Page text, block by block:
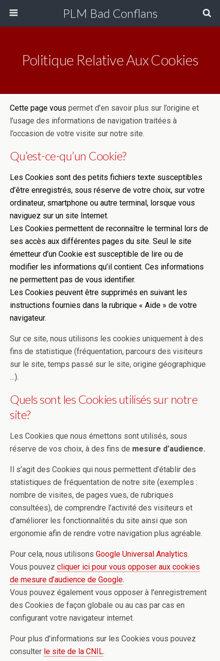
PLM Bad Conflans
Politique Relative Aux Cookies
Cette page vous permet d’en savoir plus sur l’origine et
l’usage des informations de navigation traitées à
l’occasion de votre visite sur notre site.
Qu’est-ce-qu’un Cookie?
Les Cookies sont des petits fichiers texte susceptibles
d’être enregistrés, sous réserve de votre choix, sur votre
ordinateur, smartphone ou autre terminal, lorsque vous
naviguez sur un site Internet.
Les Cookies permettent de reconnaître le terminal lors de
ses accès aux différentes pages du site. Seul le site
émetteur d’un Cookie est susceptible de lire ou de
modifier les informations qu’il contient. Ces informations
ne permettent pas de vous identifier.
Les Cookies peuvent être supprimés en suivant les
instructions fournies dans la rubrique « Aide » de votre
navigateur.
Sur ce site, nous utilisons les cookies uniquement à des
fins de statistique (fréquentation, parcours des visiteurs
sur le site, temps passé sur le site, origine géographique
…).
Quels sont les Cookies utilisés sur notre
site?
Les Cookies que nous émettons sont utilisés, sous
réserve de vos choix, à des fins de mesure d’audience.
Il s’agit des Cookies qui nous permettent d’établir des
statistiques de fréquentation de notre site (exemples :
nombre de visites, de pages vues, de rubriques
consultées), de comprendre l’activité des visiteurs et
d’améliorer les fonctionnalités du site ainsi que son
ergonomie afin de rendre votre navigation plus agréable.
Pour cela, nous utilisons Google Universal Analytics.
Vous pouvez cliquer ici pour vous opposer aux cookies
de mesure d’audience de Google.
Vous pouvez également vous opposer à l’enregistrement
des Cookies de façon globale ou au cas par cas en
configurant votre navigateur internet.
Pour plus d’informations sur les Cookies vous pouvez
consulter le site de la CNIL.